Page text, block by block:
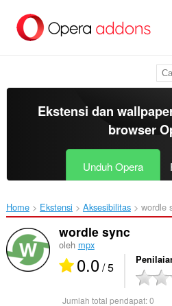
konten
Ekstensi dan
browser
Unduh Opera
Home Ekstensi Aksesibilitas wordle
wordle sync
oleh mpx
0.0/ 5
Jumlah total pendapat:0